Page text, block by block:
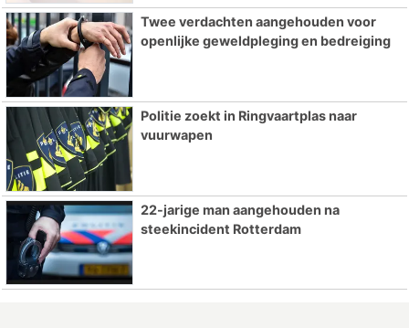
Twee verdachten aangehouden voor
openlijke geweldpleging en bedreiging
Politie zoekt in Ringvaartplas naar
vuurwapen
22-jarige man aangehouden na
steekincident Rotterdam